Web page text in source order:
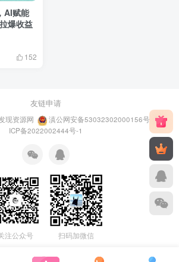
AI赋能
爆收益
152
友链申请
现资源网 滇公网安备53032302000156号
滇
ICP备2022002444号-1
注公众号 扫码加微信